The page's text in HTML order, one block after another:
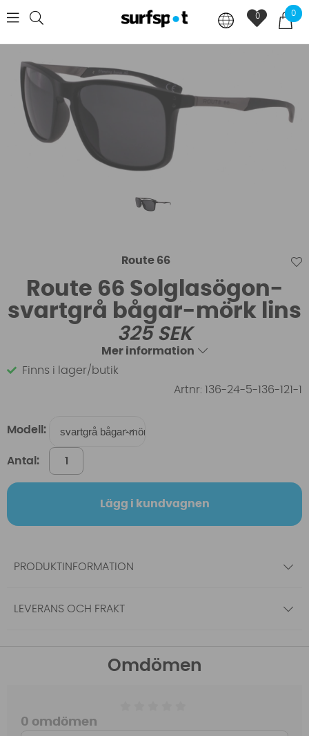
0
0
Route 66
Route 66 Solglasögon-
svartgrå bågar-mörk lins
325SEK
Mer information
Finns i lager/butik
Artnr: 136-24-5-136-121-1
Modell:
Antal:
Lägg i kundvagnen
PRODUKTINFORMATION
LEVERANS OCH FRAKT
Omdömen
0 omdömen